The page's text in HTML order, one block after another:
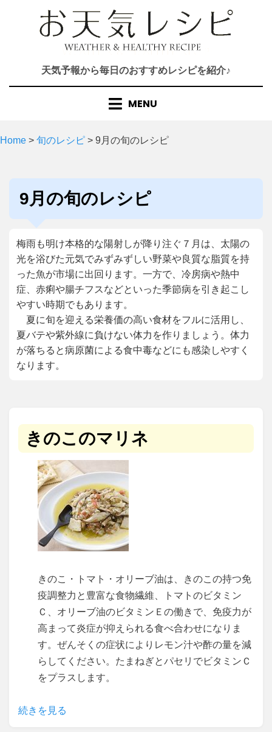
天気予報から毎日のおすすめレシピを紹介♪
MENU
Home > 旬のレシピ > 9月の旬のレシピ
カテゴリー
:
9月の旬のレシピ
梅雨も明け本格的な陽射しが降り注ぐ７月は、太陽の
光を浴びた元気でみずみずしい野菜や良質な脂質を持
った魚が市場に出回ります。一方で、冷房病や熱中
症、赤痢や腸チフスなどといった季節病を引き起こし
やすい時期でもあります。
夏に旬を迎える栄養価の高い食材をフルに活用し、
夏バテや紫外線に負けない体力を作りましょう。体力
が落ちると病原菌による食中毒などにも感染しやすく
なります。
きのこのマリネ
きのこ・トマト・オリーブ油は、きのこの持つ免
疫調整力と豊富な食物繊維、トマトのビタミン
Ｃ、オリーブ油のビタミンＥの働きで、免疫力が
高まって炎症が抑えられる食べ合わせになりま
す。ぜんそくの症状によりレモン汁や酢の量を減
らしてください。たまねぎとパセリでビタミンＣ
をプラスします。
続きを見る